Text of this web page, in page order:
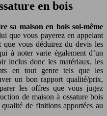
en bois
sa maison en bois soi-même
que vous payerez en appelant
que vous déduirez du devis les
à noter varie également d’un
inclus donc les matériaux, les
en tout genre tels que les
un bon rapport qualité/prix,
les offres que vous jugez
de maison à ossature bois
de finitions apportées au